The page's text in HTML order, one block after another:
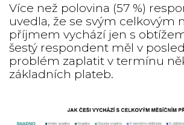
Více než polovina (57 %)
uvedla, že se svým celkovým
příjmem vychází jen s
šestý respondent měl v
problém zaplatit v termínu
základních plateb.